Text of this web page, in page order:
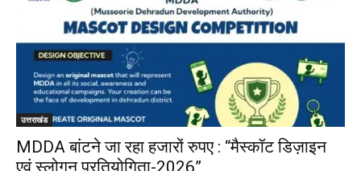
उत्तराखंड
MDDA बांटने जा रहा हजारों रुपए : “मैस्कॉट डिज़ाइन
एवं स्लोगन प्रतियोगिता-2026”